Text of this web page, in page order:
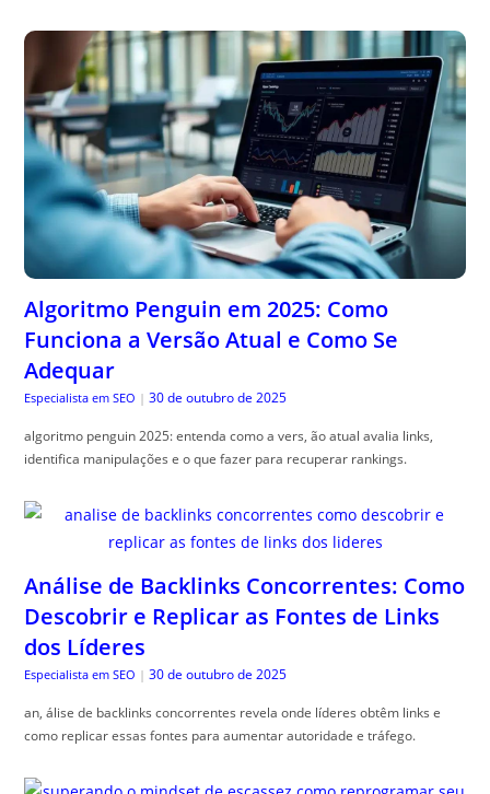
Algoritmo Penguin em 2025: Como
Funciona a Versão Atual e Como Se
Adequar
Especialista em SEO | 30 de outubro de 2025
algoritmo penguin 2025: entenda como a vers, ão atual avalia links,
identifica manipulações e o que fazer para recuperar rankings.
Análise de Backlinks Concorrentes: Como
Descobrir e Replicar as Fontes de Links
dos Líderes
Especialista em SEO | 30 de outubro de 2025
an, álise de backlinks concorrentes revela onde líderes obtêm links e
como replicar essas fontes para aumentar autoridade e tráfego.